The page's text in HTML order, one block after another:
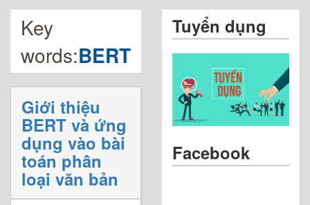
Key
words:BERT
Giới thiệu
BERT và ứng
dụng vào bài
toán phân
loại văn bản
Tuyển dụng
Facebook